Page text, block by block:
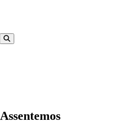
Assentemos